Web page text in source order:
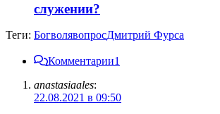
служении?
Теги: БогволявопросДмитрий Фурса
Комментарии1
anastasiaales:
22.08.2021 в 09:50